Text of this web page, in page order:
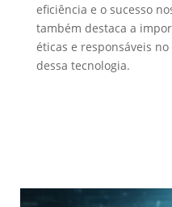
eficiência e o sucesso
também destaca a
éticas e responsáveis
dessa tecnologia.